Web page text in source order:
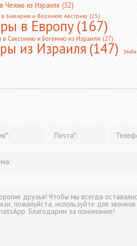
Чехию из Израиля (32)
в Баварию и Верхнюю Австрию (25)
в Европу(167)
в Саксонию и Богемию из Израиля (27)
из Израиля(147) Эльба